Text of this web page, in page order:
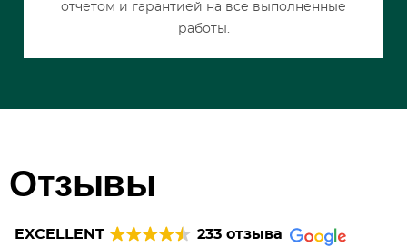
отчетом и гарантией на все выполненные
работы.
Отзывы
EXCELLENT 233 отзыва